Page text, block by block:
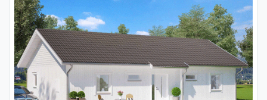
tilltaget och här finns även plats för en köksö för er som
drömmer om mer förvaring, en plats för barnen att göra läxor
på eller för gästerna att mingla vid.